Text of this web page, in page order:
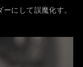
にして誤魔化す。